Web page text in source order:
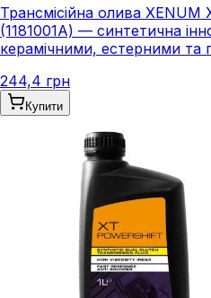
Трансмісійна олива
(1181001A) — синтетична
керамічними, естерними та
244,4 грн
Купити